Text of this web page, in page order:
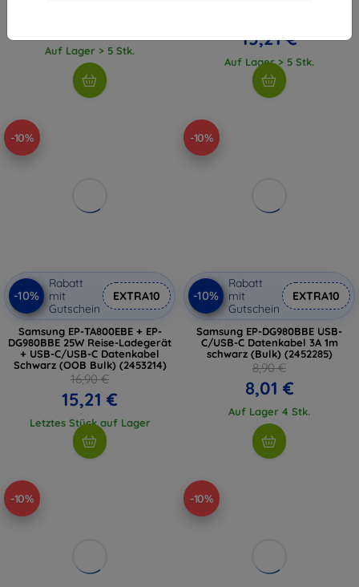
Auf Lager > 5 Stk.
15,21 €
Auf Lager > 5 Stk.
-10%
-10%
Rabatt
mit
Gutschein
EXTRA10
Samsung EP-TA800EBE + EP-
DG980BBE 25W Reise-Ladegerät
+ USB-C/USB-C Datenkabel
Schwarz (OOB Bulk) (2453214)
16,90 €
15,21 €
Letztes Stück auf Lager
-10%
-10%
Rabatt
mit
Gutschein
EXTRA10
Samsung EP-DG980BBE USB-
C/USB-C Datenkabel 3A 1m
schwarz (Bulk) (2452285)
8,90 €
8,01 €
Auf Lager 4 Stk.
-10% -10%